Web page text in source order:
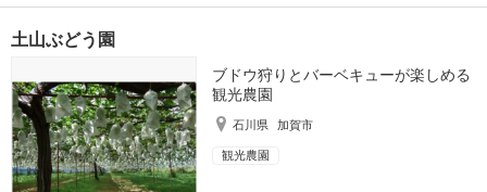
土山ぶどう園
ブドウ狩りとバーベキューが楽しめる
観光農園
石川県 加賀市
観光農園